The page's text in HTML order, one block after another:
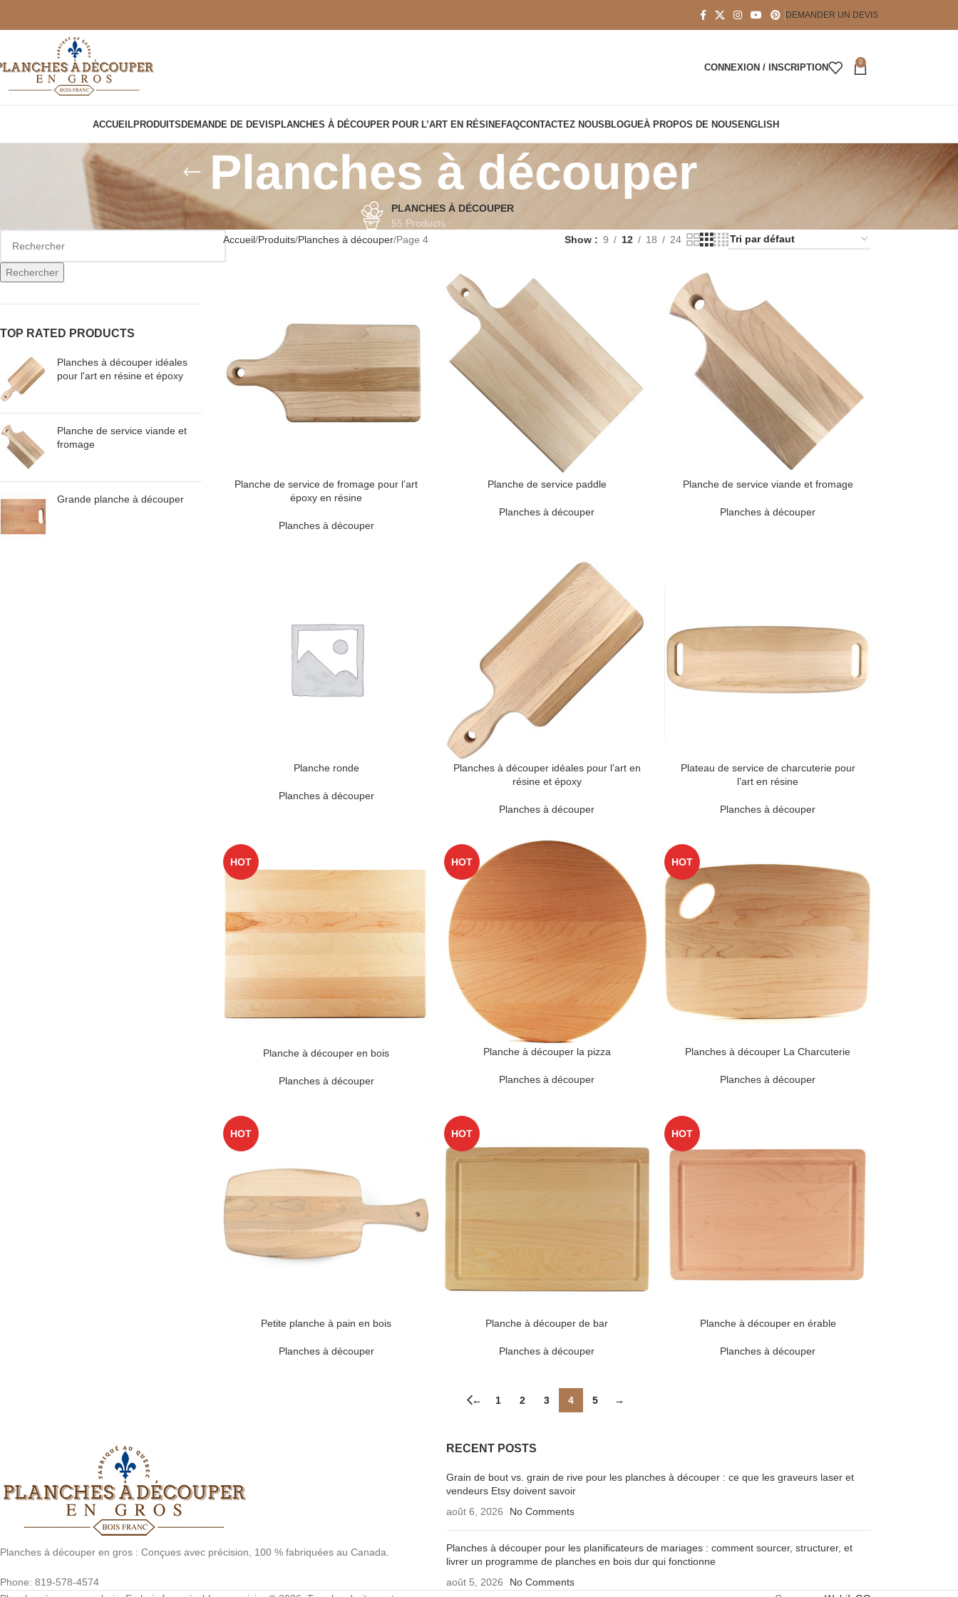
DEMANDER UN DEVIS
CONNEXION / INSCRIPTION
0
ACCUEILPRODUITSDEMANDE DE DEVISPLANCHES À DÉCOUPER POUR L’ART EN RÉSINEFAQCONTACTEZ NOUSBLOGUEÀ PROPOS DE NOUSENGLISH
Planches à découper
PLANCHES À DÉCOUPER
55 Products
Rechercher
TOP RATED PRODUCTS
Planches à découper idéales
pour l'art en résine et époxy
Planche de service viande et
fromage
Grande planche à découper
Accueil Produits Planches à découper Page 4 Show 9 12 18 24
Planche de service de fromage pour l’art
époxy en résine
Planches à découper
Planche de service paddle
Planches à découper
Planche de service viande et fromage
Planches à découper
Planche ronde
Planches à découper
Planches à découper idéales pour l’art en
résine et époxy
Planches à découper
Plateau de service de charcuterie pour
l’art en résine
Planches à découper
HOT
Planche à découper en bois
Planches à découper
HOT
Planche à découper la pizza
Planches à découper
HOT
Planches à découper La Charcuterie
Planches à découper
HOT
Petite planche à pain en bois
Planches à découper
HOT
Planche à découper de bar
Planches à découper
HOT
Planche à découper en érable
Planches à découper
← 1 2 3 4 5 →
Planches à découper en gros : Conçues avec précision, 100 % fabriquées au Canada.
Phone: 819-578-4574
RECENT POSTS
Grain de bout vs. grain de rive pour les planches à découper : ce que les graveurs laser et
vendeurs Etsy doivent savoir
août 6, 2026
No Comments
Planches à découper pour les planificateurs de mariages : comment sourcer, structurer, et
livrer un programme de planches en bois dur qui fonctionne
août 5, 2026
No Comments